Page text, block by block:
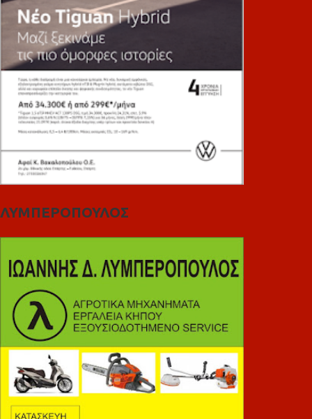
ΛΥΜΠΕΡΟΠΟΥΛΟΣ